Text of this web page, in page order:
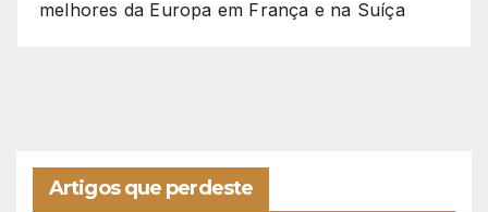
melhores da Europa em França e na Suíça
Artigos que perdeste